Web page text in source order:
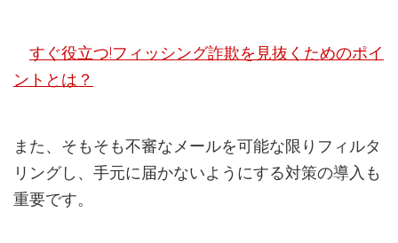
すぐ役立つ!フィッシング詐欺を見抜くためのポイ
ントとは？
また、そもそも不審なメールを可能な限りフィルタ
リングし、手元に届かないようにする対策の導入も
重要です。